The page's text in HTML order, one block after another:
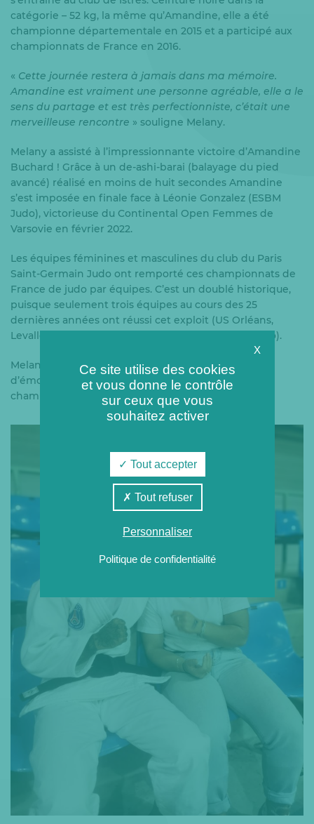
catégorie – 52 kg, la même qu’Amandine, elle a été
championne départementale en 2015 et a participé aux
championnats de France en 2016.
« Cette journée restera à jamais dans ma mémoire.
Amandine est vraiment une personne agréable, elle a le
sens du partage et est très perfectionniste, c’était une
merveilleuse rencontre » souligne Melany.
Melany a assisté à l’impressionnante victoire d’Amandine
Buchard ! Grâce à un de-ashi-barai (balayage du pied
avancé) réalisé en moins de huit secondes Amandine
s’est imposée en finale face à Léonie Gonzalez (ESBM
Judo), victorieuse du Continental Open Femmes de
Varsovie en février 2022.
Les équipes féminines et masculines du club du Paris
Saint-Germain Judo ont remporté ces championnats de
France de judo par équipes. C’est un doublé historique,
puisque seulement trois équipes au cours des 25
dernières années ont réussi cet exploit (US Orléans,
Levallois SC et l’Etoile Sportive de Blanc-Mesnil Judo).
Melany gardera le souvenir d’une journée chargée
d’émotion et une jolie photo aux côtés de sa
championne !
X
Ce site utilise des cookies
et vous donne le contrôle
sur ceux que vous
souhaitez activer
Tout accepter
Tout refuser
Personnaliser
Politique de confidentialité